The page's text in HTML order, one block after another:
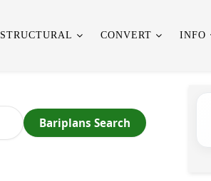
STRUCTURAL CONVERT INFO
Bariplans Search